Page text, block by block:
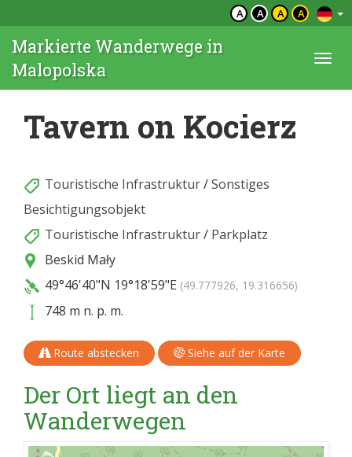
A A A A
Markierte Wanderwege in
Malopolska
Tavern on Kocierz
Touristische Infrastruktur/Sonstiges
Besichtigungsobjekt
Touristische Infrastruktur/ Parkplatz
Beskid Mały
49°46'40"N 19°18'59"E (49.777926, 19.316656)
748 m n. p. m.
Route abstecken Siehe auf der Karte
Der Ort liegt an den
Wanderwegen